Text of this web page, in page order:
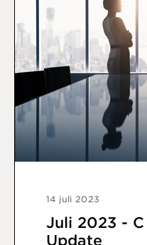
14 juli 2023
Juli 2023 -
Update